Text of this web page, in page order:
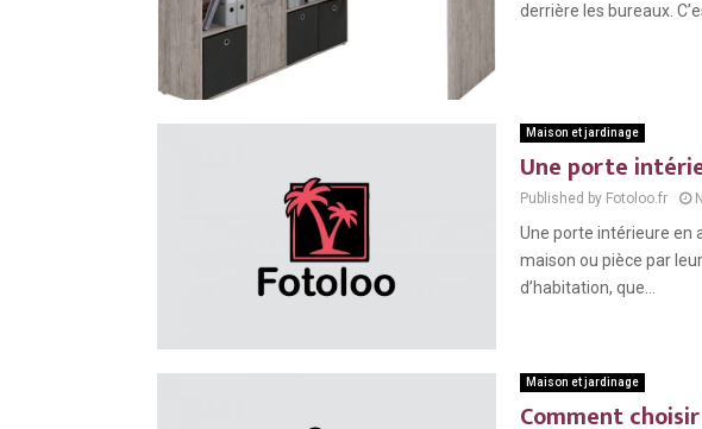
derrière les bureaux.
Maison et jardinage
Une porte
Published by Fotoloo.fr
Une porte intérieure en
maison ou pièce par
d’habitation, que...
Maison et jardinage
Comment